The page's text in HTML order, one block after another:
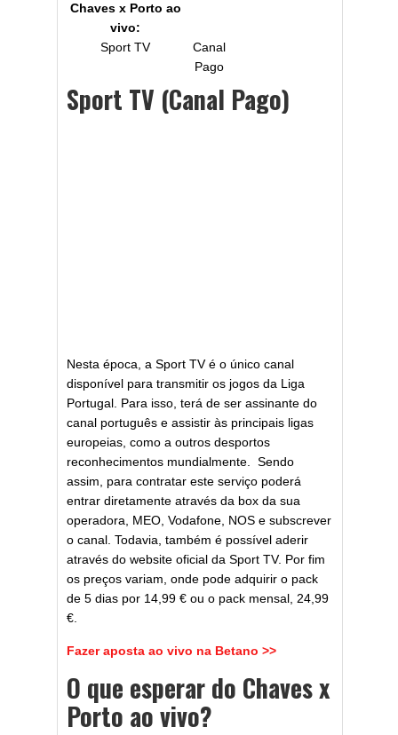
Chaves x Porto ao
vivo:
Sport TV
Canal
Pago
Sport TV (Canal Pago)
Nesta época, a Sport TV é o único canal
disponível para transmitir os jogos da Liga
Portugal. Para isso, terá de ser assinante do
canal português e assistir às principais ligas
europeias, como a outros desportos
reconhecimentos mundialmente. Sendo
assim, para contratar este serviço poderá
entrar diretamente através da box da sua
operadora, MEO, Vodafone, NOS e subscrever
o canal. Todavia, também é possível aderir
através do website oficial da Sport TV. Por fim
os preços variam, onde pode adquirir o pack
de 5 dias por 14,99 € ou o pack mensal, 24,99
€.
Fazer aposta ao vivo na Betano >>
O que esperar do Chaves x
Porto ao vivo?